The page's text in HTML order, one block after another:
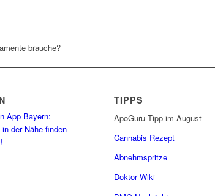
brauche?
App Bayern:
der Nähe finden –
TIPPS
ApoGuru Tipp im August
Cannabis Rezept
Abnehmspritze
Doktor Wiki